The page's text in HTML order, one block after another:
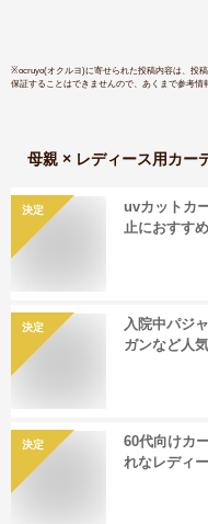
※ocruyo(オクルヨ)に寄せられた投稿内容は、投
保証することはできませんので、あくまで参考情
母親 × レディース用カー
決定
uvカットカ
止におすす
決定
入院中パジ
ガンなど人
決定
60代向けカ
れなレディ